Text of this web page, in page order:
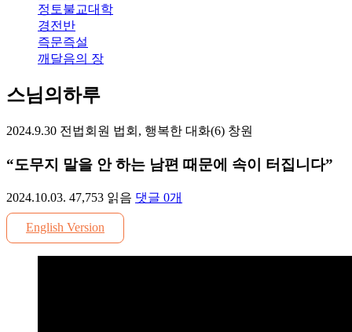
정토불교대학
경전반
즉문즉설
깨달음의 장
스님의하루
2024.9.30 전법회원 법회, 행복한 대화(6) 창원
“도무지 말을 안 하는 남편 때문에 속이 터집니다”
2024.10.03. 47,753 읽음 댓글 0개
English Version